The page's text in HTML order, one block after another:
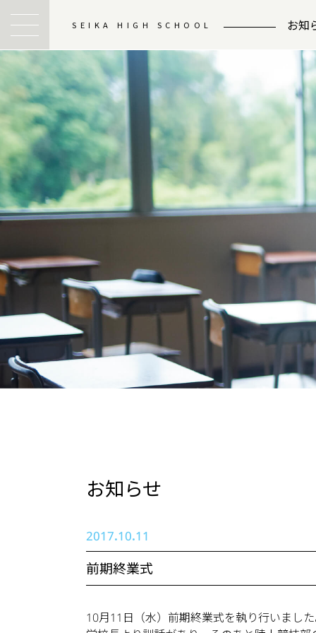
SEIKA HIGH SCHOOL お知
お知らせ
2017.10.11
前期終業式
10月11日（水）前期終業式を執り行いまし